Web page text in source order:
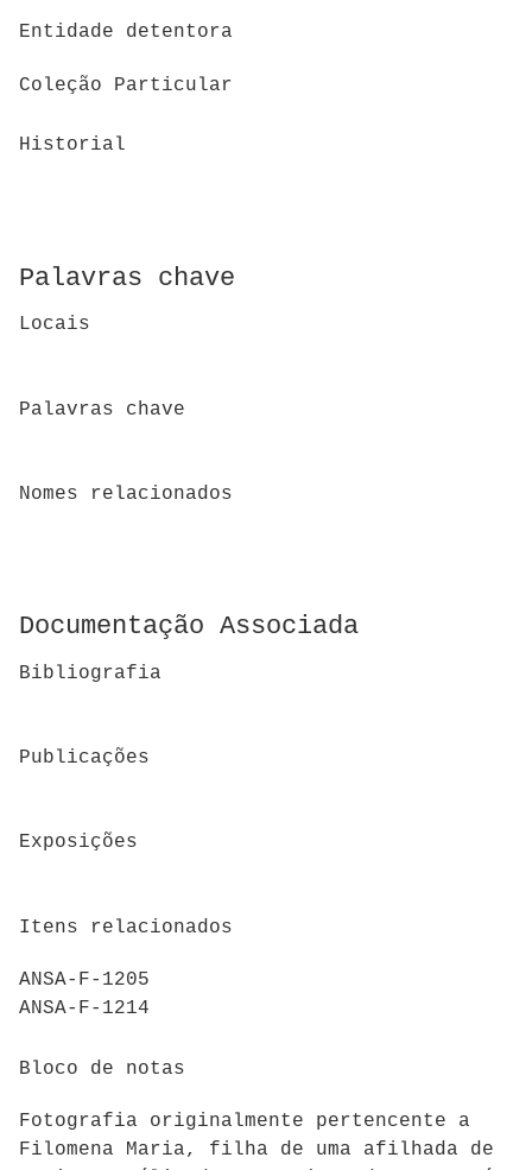
Entidade detentora
Coleção Particular
Historial
Palavras chave
Locais
Palavras chave
Nomes relacionados
Documentação Associada
Bibliografia
Publicações
Exposições
Itens relacionados
ANSA-F-1205
ANSA-F-1214
Bloco de notas
Fotografia originalmente pertencente a
Filomena Maria, filha de uma afilhada de